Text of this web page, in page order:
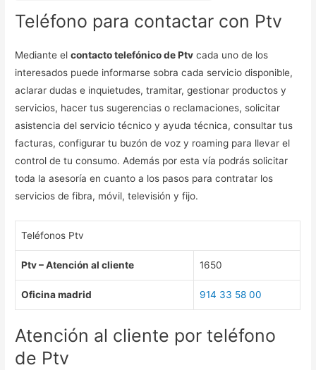
Teléfono para contactar con Ptv
Mediante elcontacto telefónico de Ptv cada uno de los
interesados puede informarse sobra cada servicio disponible,
aclarar dudas e inquietudes, tramitar, gestionar productos y
servicios, hacer tus sugerencias o reclamaciones, solicitar
asistencia del servicio técnico y ayuda técnica, consultar tus
facturas, configurar tu buzón de voz y roaming para llevar el
control de tu consumo. Además por esta vía podrás solicitar
toda la asesoría en cuanto a los pasos para contratar los
servicios de fibra, móvil, televisión y fijo.
Teléfonos Ptv
Ptv – Atención al cliente 1650
Oficina madrid 914 33 58 00
Atención al cliente por teléfono
de Ptv